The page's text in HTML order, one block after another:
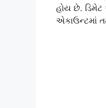
હોય છે.
એકાઉન્ટમાં